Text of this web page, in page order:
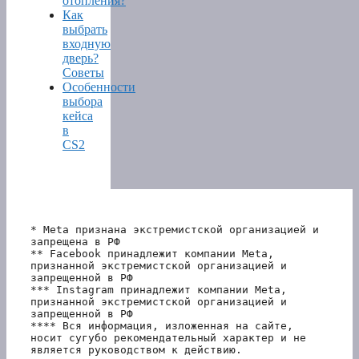
Как
выбрать
входную
дверь?
Советы
Особенности
выбора
кейса
в
CS2
* Meta признана экстремистской организацией и
запрещена в РФ
** Facebook принадлежит компании Meta,
признанной экстремистской организацией и
запрещенной в РФ
*** Instagram принадлежит компании Meta,
признанной экстремистской организацией и
запрещенной в РФ
**** Вся информация, изложенная на сайте,
носит сугубо рекомендательный характер и не
является руководством к действию.